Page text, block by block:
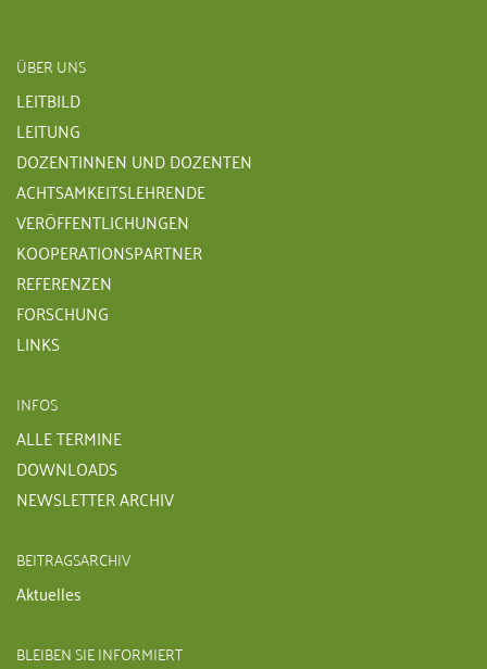
ÜBER UNS
LEITBILD
LEITUNG
DOZENTINNEN UND DOZENTEN
ACHTSAMKEITSLEHRENDE
VERÖFFENTLICHUNGEN
KOOPERATIONSPARTNER
REFERENZEN
FORSCHUNG
LINKS
INFOS
ALLE TERMINE
DOWNLOADS
NEWSLETTER ARCHIV
BEITRAGSARCHIV
Aktuelles
BLEIBEN SIE INFORMIERT